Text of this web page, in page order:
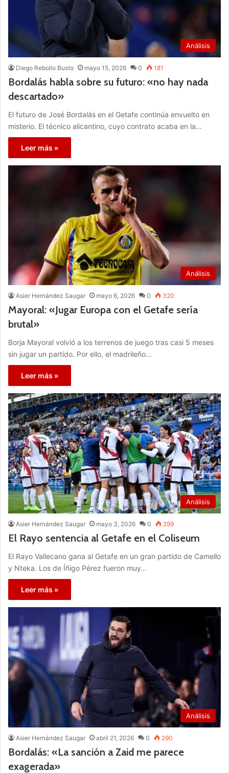
Análisis
Diego Rebollo Busto mayo 15, 2026 0 181
Bordalás habla sobre su futuro: «no hay nada
descartado»
El futuro de José Bordalás en el Getafe continúa envuelto en
misterio. El técnico alicantino, cuyo contrato acaba en la…
Leer más »
Análisis
Asier Hernández Saugar mayo 6, 2026 0 320
Mayoral: «Jugar Europa con el Getafe sería
brutal»
Borja Mayoral volvió a los terrenos de juego tras casi 5 meses
sin jugar un partido. Por ello, el madrileño…
Leer más »
Análisis
Asier Hernández Saugar mayo 3, 2026 0 299
El Rayo sentencia al Getafe en el Coliseum
El Rayo Vallecano gana al Getafe en un gran partido de Camello
y Nteka. Los de Íñigo Pérez fueron muy…
Leer más »
Análisis
Asier Hernández Saugar abril 21, 2026 0 290
Bordalás: «La sanción a Zaid me parece
exagerada»